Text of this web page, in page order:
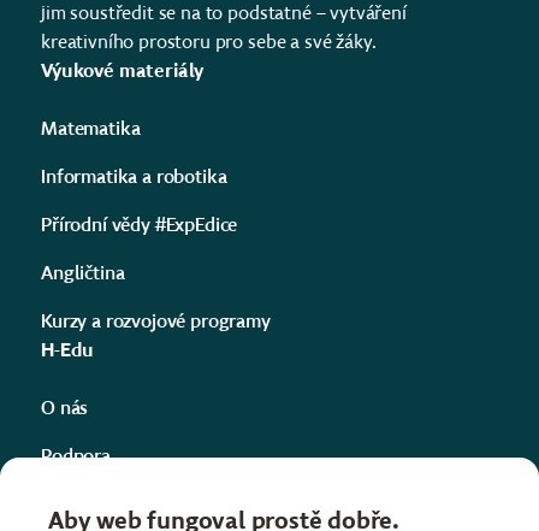
jim soustředit se na to podstatné – vytváření
kreativního prostoru pro sebe a své žáky.
Výukové materiály
Matematika
Informatika a robotika
Přírodní vědy #ExpEdice
Angličtina
Kurzy a rozvojové programy
H-Edu
O nás
Podpora
Aby web fungoval prostě dobře.